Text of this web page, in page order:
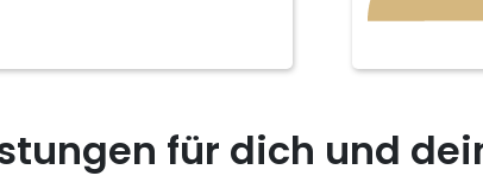
für dich und